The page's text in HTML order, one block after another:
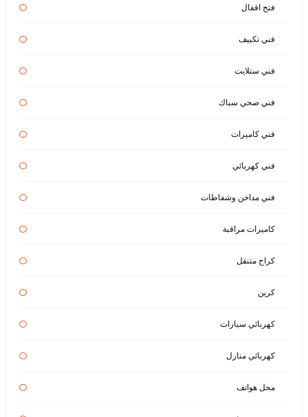
فتح اقفال
فني تكييف
فني ستلايت
فني صحي سباك
فني كاميرات
فني كهربائي
فني مداخن وشفاطات
كاميرات مراقبة
كراج متنقل
كرين
كهربائي سيارات
كهربائي منازل
محل هواتف